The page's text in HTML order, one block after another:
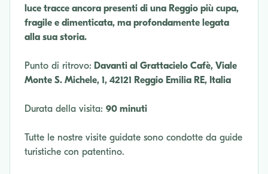
luce tracce ancora presenti di una Reggio più cupa,
fragile e dimenticata, ma profondamente legata
alla sua storia.
Punto di ritrovo: Davanti al Grattacielo Cafè, Viale
Monte S. Michele, 1, 42121 Reggio Emilia RE, Italia
Durata della visita: 90 minuti
Tutte le nostre visite guidate sono condotte da guide
turistiche con patentino.